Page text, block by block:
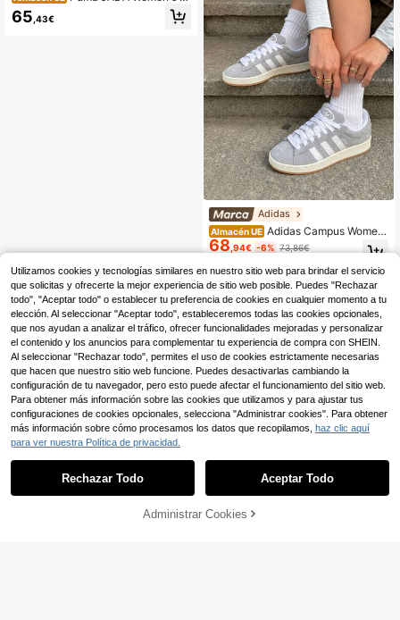
asual Athletic Shoes Comfortable V
ersatile Stylish Running Street Style
65 ,43€
Adidas
Almacén UE Adidas Campus Wome
n's Casual Athletic Shoes Padded B
reathable Sporty Casual Weekend
Walking White HQ8707
68 ,94€ -6% 73,86€
COMPRAR AHORA AÑADIR A LA BOLSA
Utilizamos cookies y tecnologías similares en nuestro sitio web para brindar el servicio
que solicitas y ofrecerte la mejor experiencia de sitio web posible. Puedes "Rechazar
todo", "Aceptar todo" o establecer tu preferencia de cookies en cualquier momento a tu
elección. Al seleccionar "Aceptar todo", estableceremos todas las cookies opcionales,
que nos ayudan a analizar el tráfico, ofrecer funcionalidades mejoradas y personalizar
el contenido y los anuncios para complementar tu experiencia de compra con SHEIN.
Al seleccionar "Rechazar todo", permites el uso de cookies estrictamente necesarias
que hacen que nuestro sitio web funcione. Puedes desactivarlas cambiando la
configuración de tu navegador, pero esto puede afectar el funcionamiento del sitio web.
Para obtener más información sobre las cookies que utilizamos y para ajustar tus
configuraciones de cookies opcionales, selecciona "Administrar cookies". Para obtener
más información sobre cómo procesamos los datos que recopilamos, haz clic aquí
para ver nuestra Política de privacidad.
Rechazar Todo Aceptar Todo
Administrar Cookies